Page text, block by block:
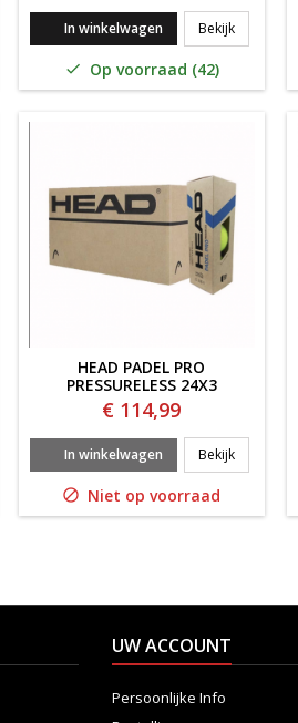
PADEL PRO S + 3 ST
In winkelwagen BekijkHEAD
 Op voorraad (42)
PRO PRESSURELESS 3can
HEAD PADEL PRO
PRESSURELESS 24X3
€ 114,99
In winkelwagen BekijkHEAD
 Niet op voorraad
UW ACCOUNT
Persoonlijke Info